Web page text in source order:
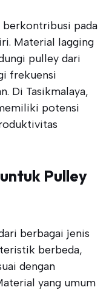
berkontribusi pada
Material lagging
pulley dari
frekuensi
Di Tasikmalaya,
potensi
Pulley
berbagai jenis
berbeda,
dengan
yang umum